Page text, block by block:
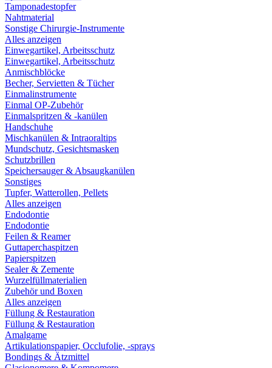
Tamponadestopfer
Nahtmaterial
Sonstige Chirurgie-Instrumente
Alles anzeigen
Einwegartikel, Arbeitsschutz
Einwegartikel, Arbeitsschutz
Anmischblöcke
Becher, Servietten & Tücher
Einmalinstrumente
Einmal OP-Zubehör
Einmalspritzen & -kanülen
Handschuhe
Mischkanülen & Intraoraltips
Mundschutz, Gesichtsmasken
Schutzbrillen
Speichersauger & Absaugkanülen
Sonstiges
Tupfer, Watterollen, Pellets
Alles anzeigen
Endodontie
Endodontie
Feilen & Reamer
Guttaperchaspitzen
Papierspitzen
Sealer & Zemente
Wurzelfüllmaterialien
Zubehör und Boxen
Alles anzeigen
Füllung & Restauration
Füllung & Restauration
Amalgame
Artikulationspapier, Occlufolie, -sprays
Bondings & Ätzmittel